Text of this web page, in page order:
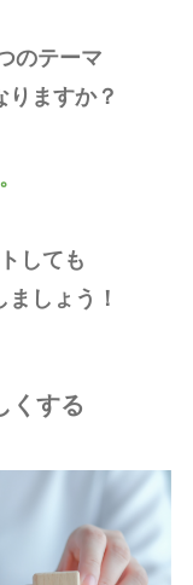
のテーマ
りますか？
しても
しょう！
くする